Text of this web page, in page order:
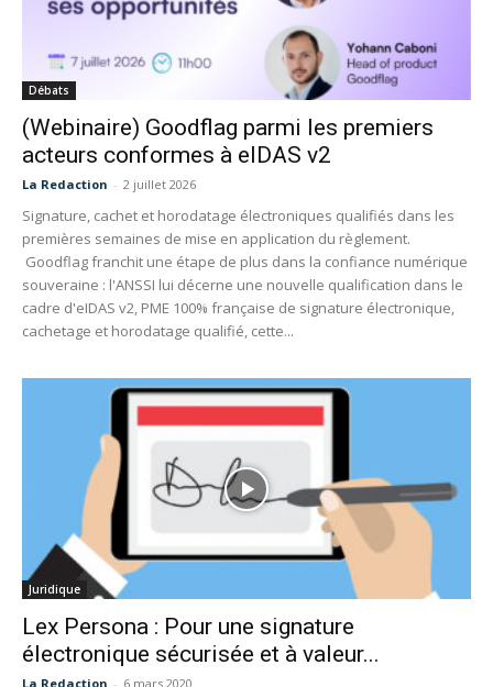
Débats
(Webinaire) Goodflag parmi les premiers
acteurs conformes à eIDAS v2
La Redaction - 2 juillet 2026
Signature, cachet et horodatage électroniques qualifiés dans les
premières semaines de mise en application du règlement.
Goodflag franchit une étape de plus dans la confiance numérique
souveraine : l'ANSSI lui décerne une nouvelle qualification dans le
cadre d'eIDAS v2, PME 100% française de signature électronique,
cachetage et horodatage qualifié, cette...
Juridique
Lex Persona : Pour une signature
électronique sécurisée et à valeur...
La Redaction - 6 mars 2020